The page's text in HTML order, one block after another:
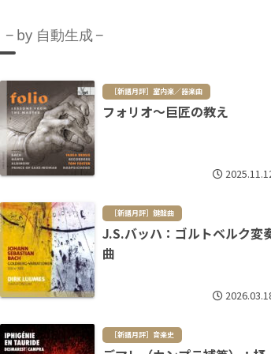
by 自動生成
［新譜月評］室内楽／器楽曲
フォリオ～巨匠の教え
［新譜月評］鍵盤曲
J.S.バッハ：ゴルトベルク変
曲
［新譜月評］音楽史